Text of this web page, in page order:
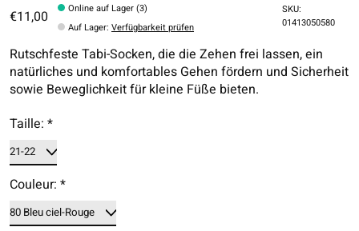
€11,00
Online auf Lager (3)
Auf Lager:Verfügbarkeit prüfen
SKU:
01413050580
Rutschfeste Tabi-Socken, die die Zehen frei lassen, ein
natürliches und komfortables Gehen fördern und Sicherheit
sowie Beweglichkeit für kleine Füße bieten.
Taille: *
Couleur: *